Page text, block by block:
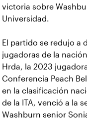
victoria sobre
Universidad.
El partido se redujo a
jugadoras de la
Hrda, la 2023
Conferencia Peach
en la clasificación
de la ITA, venció a la
Washburn senior